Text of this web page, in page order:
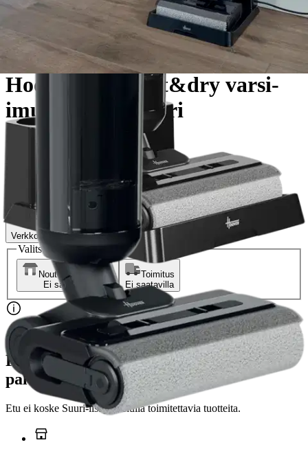
Hoover HW3 wet&dry varsi-
imuri / lattiapesuri
Asiakasomistajahinta
Hinta ilman S-Etukorttia:
299,00 €
Verkkokaupan hinta
Valitse toimitustapa
Nouto myymälästä
Ei saatavilla
Toimitus
Ei saatavilla
Ilmainen toimitus yli 100 €:n tilauksille
Postin pakettiautomaattiin tai
palvelupisteeseen!
Etu ei koske Suuri‑lisäpalvelulla toimitettavia tuotteita.